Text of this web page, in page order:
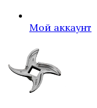
Мой аккаунт